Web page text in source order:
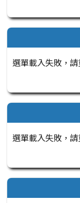
選單載入失敗，
選單載入失敗，